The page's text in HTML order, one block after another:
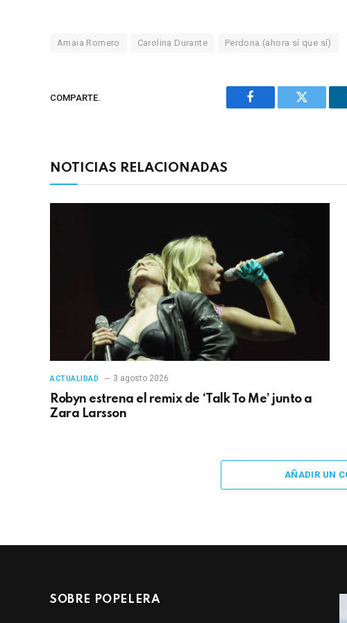
Amaia Romero Carolina Durante Perdona (ahora sí que sí)
COMPARTE.
Facebook Twitter
NOTICIAS RELACIONADAS
ACTUALIDAD 3 agosto 2026
Robyn estrena el remix de ‘Talk To Me’ junto a
Zara Larsson
AÑADIR UN
SOBRE POPELERA